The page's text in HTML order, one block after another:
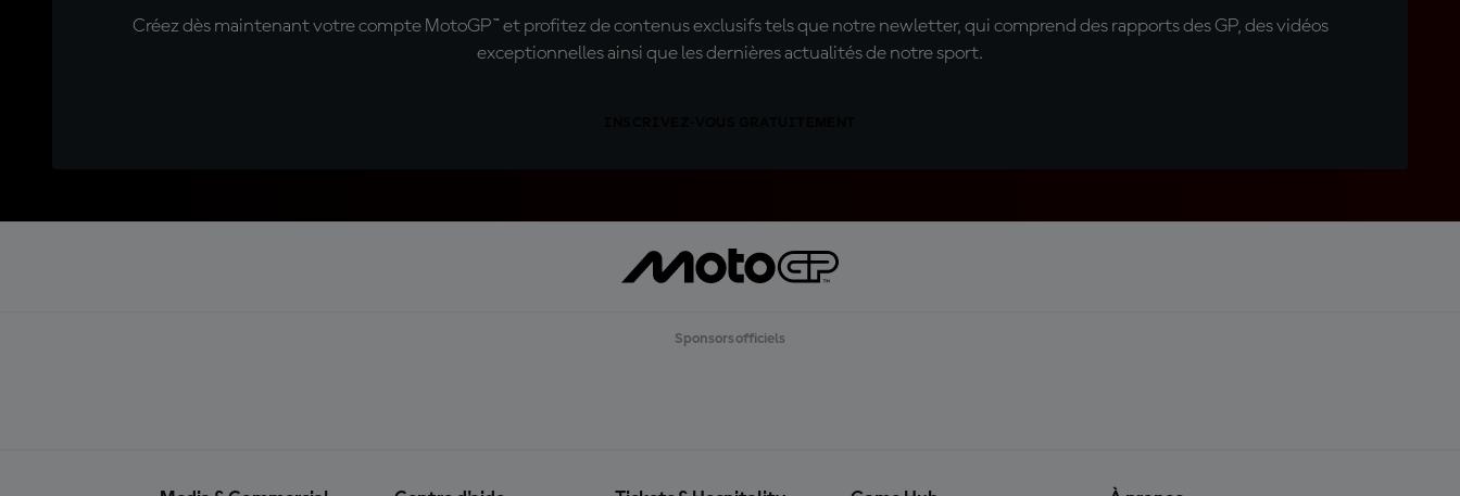
Créez dès maintenant votre compte MotoGP™ et profitez de contenus exclusifs tels que notre newletter, qui comprend des rapports des GP, des vidéos
exceptionnelles ainsi que les dernières actualités de notre sport.
Sponsors officiels